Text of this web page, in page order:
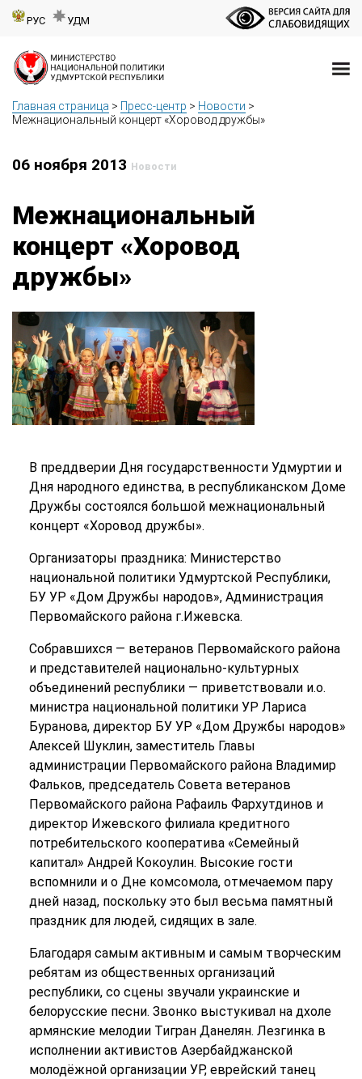
РУС УДМ
Главная страница > Пресс-центр > Новости >
Межнациональный концерт «Хоровод дружбы»
06 ноября 2013 Новости
Межнациональный
концерт «Хоровод
дружбы»
В преддверии Дня государственности Удмуртии и
Дня народного единства, в республиканском Доме
Дружбы состоялся большой межнациональный
концерт «Хоровод дружбы».
Организаторы праздника: Министерство
национальной политики Удмуртской Республики,
БУ УР «Дом Дружбы народов», Администрация
Первомайского района г.Ижевска.
Собравшихся — ветеранов Первомайского района
и представителей национально-культурных
объединений республики — приветствовали и.о.
министра национальной политики УР Лариса
Буранова, директор БУ УР «Дом Дружбы народов»
Алексей Шуклин, заместитель Главы
администрации Первомайского района Владимир
Фальков, председатель Совета ветеранов
Первомайского района Рафаиль Фархутдинов и
директор Ижевского филиала кредитного
потребительского кооператива «Семейный
капитал» Андрей Кокоулин. Высокие гости
вспомнили и о Дне комсомола, отмечаемом пару
дней назад, поскольку это был весьма памятный
праздник для людей, сидящих в зале.
Благодаря самым активным и самым творческим
ребятам из общественных организаций
республики, со сцены звучали украинские и
белорусские песни. Звонко выстукивал на дхоле
армянские мелодии Тигран Данелян. Лезгинка в
исполнении активистов Азербайджанской
молодёжной организации УР, еврейский танец